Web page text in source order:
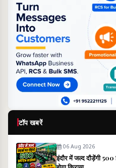
टॉप खबरें
06 Aug 2026
इंदौर में जल्द दौड़ेंगी